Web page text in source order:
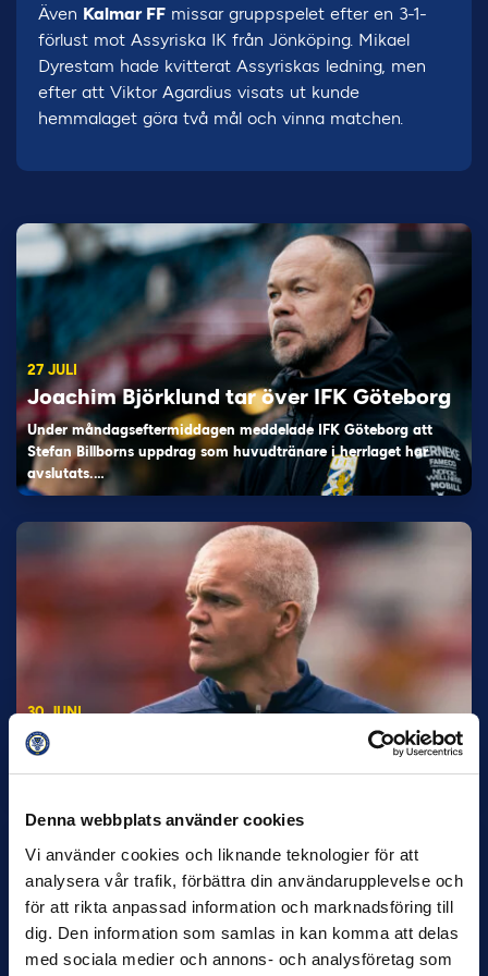
Denna webbplats använder cookies
Vi använder cookies och liknande teknologier för att
analysera vår trafik, förbättra din användarupplevelse och
för att rikta anpassad information och marknadsföring till
dig. Den information som samlas in kan komma att delas
med sociala medier och annons- och analysföretag som
Även Kalmar FF missar gruppspelet efter en 3-1-
förlust mot Assyriska IK från Jönköping. Mikael
Dyrestam hade kvitterat Assyriskas ledning, men
efter att Viktor Agardius visats ut kunde
hemmalaget göra två mål och vinna matchen.
27 JULI
Joachim Björklund tar över IFK Göteborg
Under måndagseftermiddagen meddelade IFK Göteborg att
Stefan Billborns uppdrag som huvudtränare i herrlaget har
avslutats.…
30 JUNI
Helstrup ny tränare i Malmö FF
Inleder mot…